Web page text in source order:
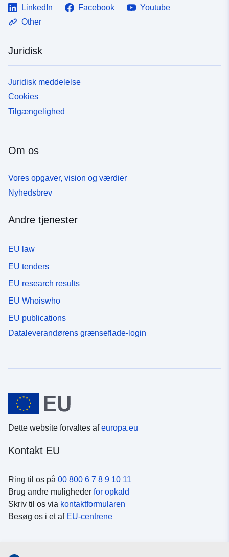
LinkedIn Facebook
Youtube
Other
Juridisk
Juridisk meddelelse
Cookies
Tilgængelighed
Om os
Vores opgaver, vision og værdier
Nyhedsbrev
Andre tjenester
EU law
EU tenders
EU research results
EU Whoiswho
EU publications
Dataleverandørens grænseflade-login
Dette website forvaltes afeuropa.eu
Kontakt EU
Ring til os på 00 800 6 7 8 9 10 11
Brug andre muligheder for opkald
Skriv til os via kontaktformularen
Besøg os i et af EU-centrene